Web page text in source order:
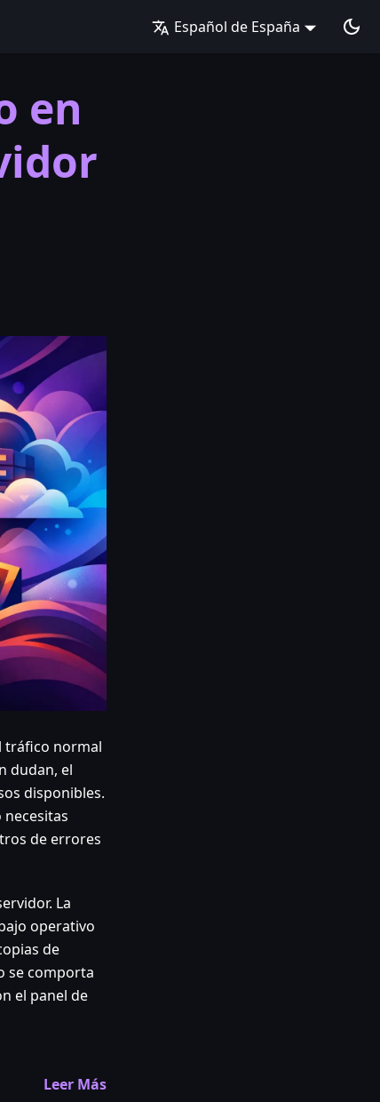
Español de España
en
tráfico normal
dudan, el
disponibles.
de errores
La
operativo
de
se comporta
el panel de
Leer Más